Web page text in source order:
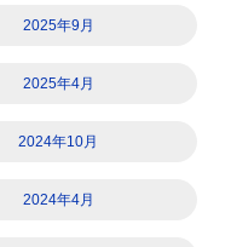
2025年9月
2025年4月
2024年10月
2024年4月